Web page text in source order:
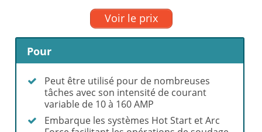
Voir le prix
Pour
Peut être utilisé pour de nombreuses
tâches avec son intensité de courant
variable de 10 à 160 AMP
Embarque les systèmes Hot Start et Arc